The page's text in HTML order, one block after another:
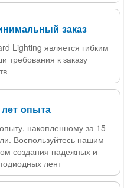
заказ
Lighting является гибким
требования к заказу
лет опыта
накопленному за 15
Воспользуйтесь нашим
создания надежных и
лент